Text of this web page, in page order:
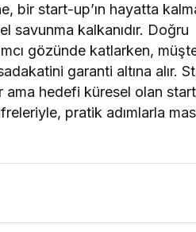
bir start-up’ın hayatta
savunma kalkanıdır. Doğru
gözünde katlarken,
garanti altına alır.
ama hedefi küresel olan
pratik adımlarla